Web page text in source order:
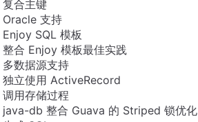
复合主键
Oracle 支持
Enjoy SQL 模板
整合 Enjoy 模板最佳实践
多数据源支持
独立使用 ActiveRecord
调用存储过程
java-db 整合 Guava 的 Striped 锁优化